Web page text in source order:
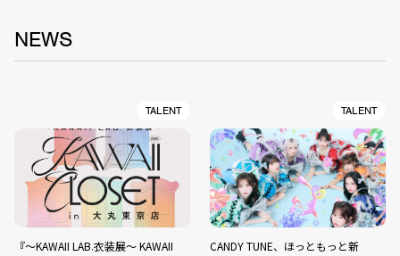
NEWS
TALENT
『～KAWAII LAB.衣装展～ KAWAII
TALENT
CANDY TUNE、ほっともっと新